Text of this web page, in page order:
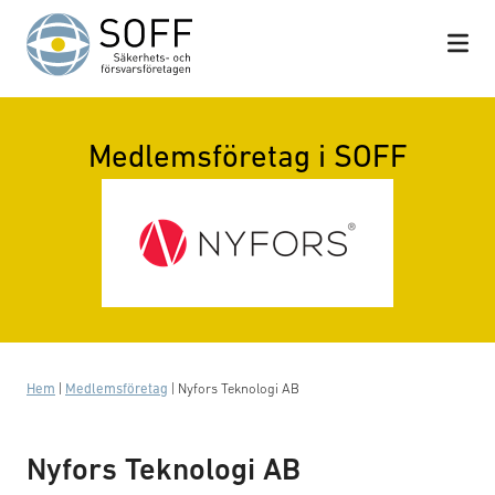
Hoppa till innehåll
Medlemsföretag i SOFF
Hem Medlemsföretag Nyfors Teknologi AB
Nyfors Teknologi AB